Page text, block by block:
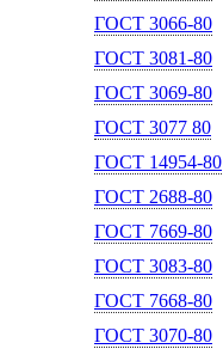
ГОСТ 3066-80
ГОСТ 3081-80
ГОСТ 3069-80
ГОСТ 3077 80
ГОСТ 14954-80
ГОСТ 2688-80
ГОСТ 7669-80
ГОСТ 3083-80
ГОСТ 7668-80
ГОСТ 3070-80